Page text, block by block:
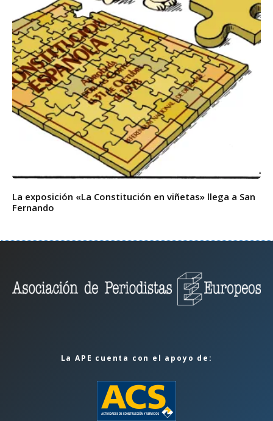
La exposición «La Constitución en viñetas» llega a San
Fernando
La APE cuenta con el apoyo de: